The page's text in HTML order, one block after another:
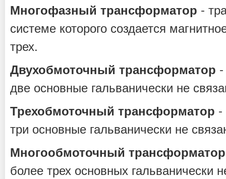
Многофазный трансформатор -
системе которого создается
трех.
Двухобмоточный трансформатор
две основные гальванически не
Трехобмоточный трансформатор
три основные гальванически не
Многообмоточный трансформатор
более трех основных гальванически